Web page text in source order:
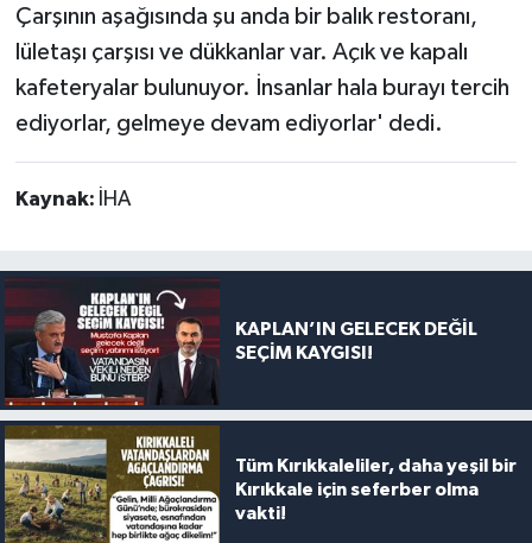
Çarşının aşağısında şu anda bir balık restoranı,
lületaşı çarşısı ve dükkanlar var. Açık ve kapalı
kafeteryalar bulunuyor. İnsanlar hala burayı tercih
ediyorlar, gelmeye devam ediyorlar' dedi.
Kaynak: İHA
KAPLAN’IN GELECEK DEĞİL
SEÇİM KAYGISI!
Tüm Kırıkkaleliler, daha yeşil bir
Kırıkkale için seferber olma
vakti!